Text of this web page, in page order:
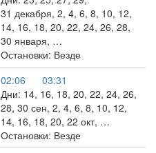
31 декабря, 2, 4, 6, 8, 10, 12,
14, 16, 18, 20, 22, 24, 26, 28,
30 января, …
Остановки: Везде
02:06
03:31
Дни: 14, 16, 18, 20, 22, 24, 26,
28, 30 сен, 2, 4, 6, 8, 10, 12,
14, 16, 18, 20, 22 окт, …
Остановки: Везде